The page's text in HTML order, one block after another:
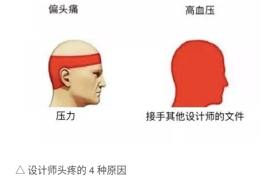
△ 设计师头疼的 4 种原因